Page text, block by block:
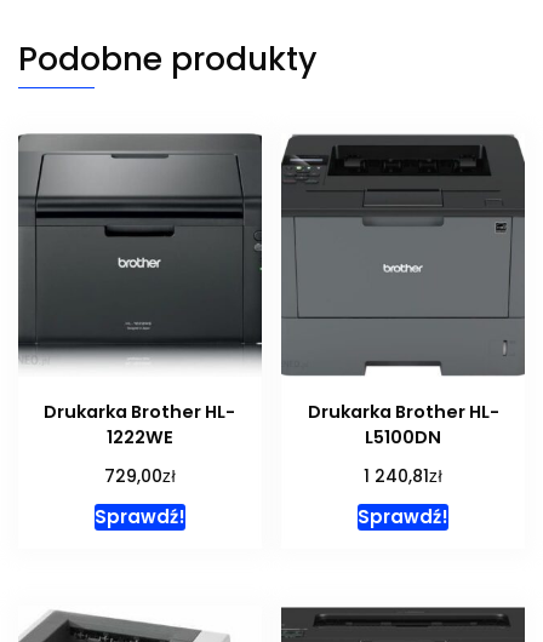
Podobne produkty
Drukarka Brother HL-
1222WE
729,00zł
Sprawdź!
Drukarka Brother HL-
L5100DN
1 240,81zł
Sprawdź!